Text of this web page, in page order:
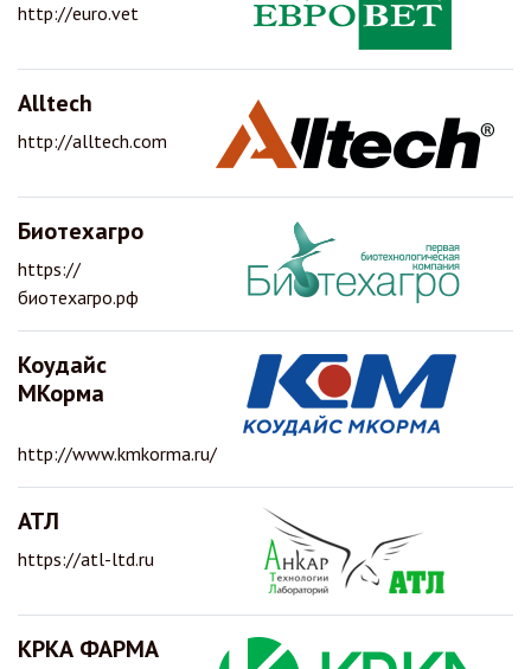
http://euro.vet
Alltech
http://alltech.com
Биотехагро
https://
биотехагро.рф
Коудайс
МКорма
http://www.kmkorma.ru/
АТЛ
https://atl-ltd.ru
КРКА ФАРМА